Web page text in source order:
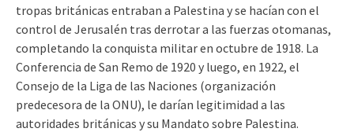
tropas británicas entraban a Palestina y se hacían con el
control de Jerusalén tras derrotar a las fuerzas otomanas,
completando la conquista militar en octubre de 1918. La
Conferencia de San Remo de 1920 y luego, en 1922, el
Consejo de la Liga de las Naciones (organización
predecesora de la ONU), le darían legitimidad a las
autoridades británicas y su Mandato sobre Palestina.